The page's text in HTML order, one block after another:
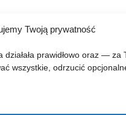
Twoją prywatność
działała prawidłowo oraz —
wszystkie, odrzucić